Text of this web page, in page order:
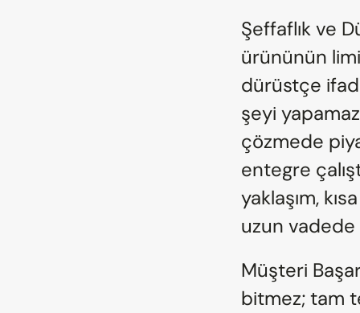
Şeffaflık ve
ürününün
dürüstçe
şeyi
çözmede
entegre
yaklaşım,
uzun
Müşteri
bitmez; tam